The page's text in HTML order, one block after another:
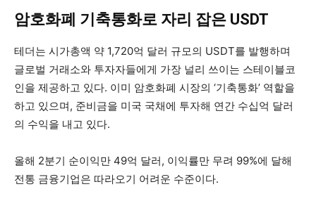
암호화폐 기축통화로 자리 잡은 USDT
테더는 시가총액 약 1,720억 달러 규모의 USDT를 발행하며
글로벌 거래소와 투자자들에게 가장 널리 쓰이는 스테이블코
인을 제공하고 있다. 이미 암호화폐 시장의 ‘기축통화’ 역할을
하고 있으며, 준비금을 미국 국채에 투자해 연간 수십억 달러
의 수익을 내고 있다.
올해 2분기 순이익만 49억 달러, 이익률만 무려 99%에 달해
전통 금융기업은 따라오기 어려운 수준이다.